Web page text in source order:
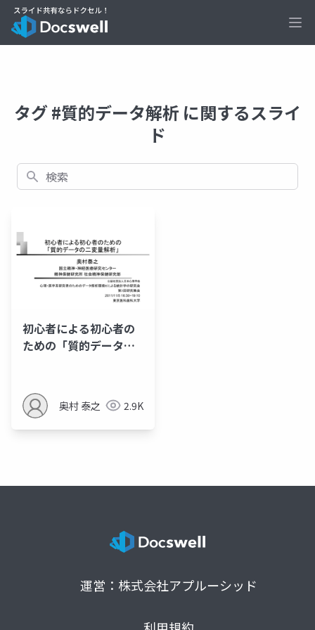
タグ #質的データ解析 に関するスライ
ド
検索
初心者による初心者の
ための「質的データの
奥村 泰之 2.9K
運営：株式会社アプルーシッド